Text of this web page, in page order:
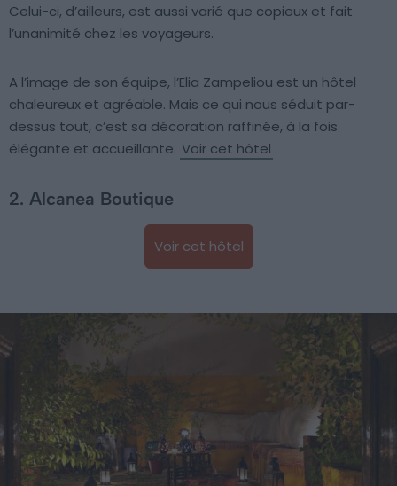
Celui-ci, d’ailleurs, est aussi varié que copieux et fait
l’unanimité chez les voyageurs.
A l’image de son équipe, l’Elia Zampeliou est un hôtel
chaleureux et agréable. Mais ce qui nous séduit par-
dessus tout, c’est sa décoration raffinée, à la fois
élégante et accueillante. Voir cet hôtel
2. Alcanea Boutique
Voir cet hôtel